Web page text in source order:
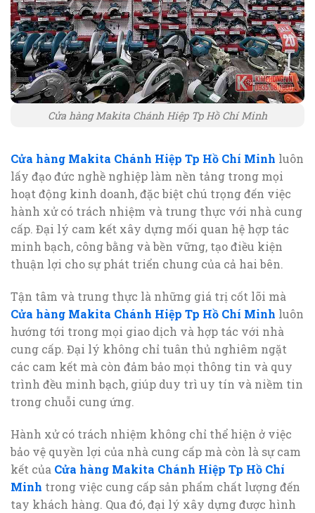
Cửa hàng Makita Chánh Hiệp Tp Hồ Chí Minh
Cửa hàng Makita Chánh Hiệp Tp Hồ Chí Minh luôn
lấy đạo đức nghề nghiệp làm nền tảng trong mọi
hoạt động kinh doanh, đặc biệt chú trọng đến việc
hành xử có trách nhiệm và trung thực với nhà cung
cấp. Đại lý cam kết xây dựng mối quan hệ hợp tác
minh bạch, công bằng và bền vững, tạo điều kiện
thuận lợi cho sự phát triển chung của cả hai bên.
Tận tâm và trung thực là những giá trị cốt lõi mà
Cửa hàng Makita Chánh Hiệp Tp Hồ Chí Minh luôn
hướng tới trong mọi giao dịch và hợp tác với nhà
cung cấp. Đại lý không chỉ tuân thủ nghiêm ngặt
các cam kết mà còn đảm bảo mọi thông tin và quy
trình đều minh bạch, giúp duy trì uy tín và niềm tin
trong chuỗi cung ứng.
Hành xử có trách nhiệm không chỉ thể hiện ở việc
bảo vệ quyền lợi của nhà cung cấp mà còn là sự cam
kết của Cửa hàng Makita Chánh Hiệp Tp Hồ Chí
Minh trong việc cung cấp sản phẩm chất lượng đến
tay khách hàng. Qua đó, đại lý xây dựng được hình